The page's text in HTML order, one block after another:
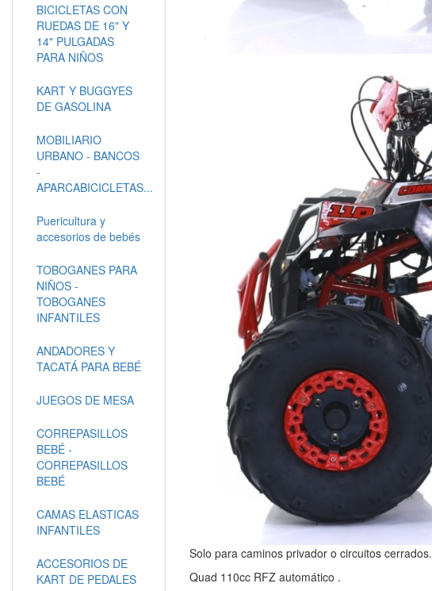
Solo para caminos privador o circuitos cerrados.
Quad 110cc RFZ automático .
BICICLETAS CON
RUEDAS DE 16" Y
14" PULGADAS
PARA NIÑOS
KART Y BUGGYES
DE GASOLINA
MOBILIARIO
URBANO - BANCOS
-
APARCABICICLETAS...
Puericultura y
accesorios de bebés
TOBOGANES PARA
NIÑOS -
TOBOGANES
INFANTILES
ANDADORES Y
TACATÁ PARA BEBÉ
JUEGOS DE MESA
CORREPASILLOS
BEBÉ -
CORREPASILLOS
BEBÉ
CAMAS ELASTICAS
INFANTILES
ACCESORIOS DE
KART DE PEDALES